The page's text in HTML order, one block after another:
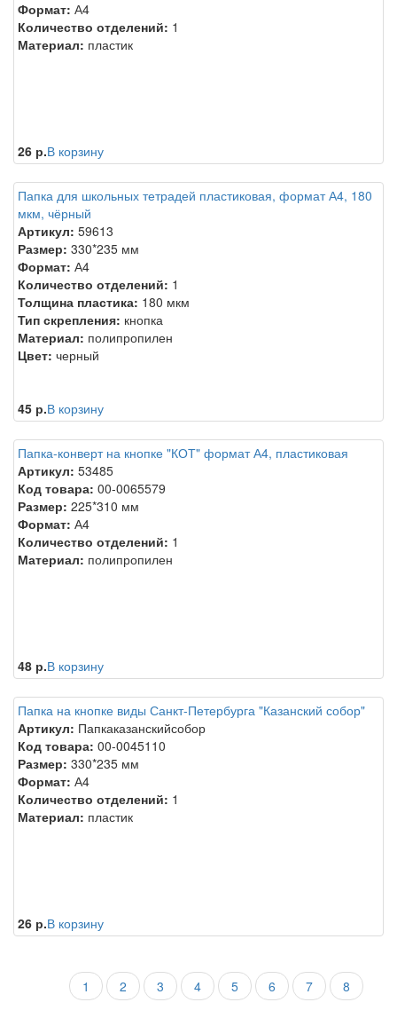
Формат: А4
Количество отделений: 1
Материал: пластик
26 р.В корзину
Папка для школьных тетрадей пластиковая, формат А4, 180
мкм, чёрный
Артикул: 59613
Размер: 330*235 мм
Формат: А4
Количество отделений: 1
Толщина пластика: 180 мкм
Тип скрепления: кнопка
Материал: полипропилен
Цвет: черный
45 р.В корзину
Папка-конверт на кнопке "КОТ" формат А4, пластиковая
Артикул: 53485
Код товара: 00-0065579
Размер: 225*310 мм
Формат: А4
Количество отделений: 1
Материал: полипропилен
48 р.В корзину
Папка на кнопке виды Санкт-Петербурга "Казанский собор"
Артикул: Папкаказанскийсобор
Код товара: 00-0045110
Размер: 330*235 мм
Формат: А4
Количество отделений: 1
Материал: пластик
26 р.В корзину
1 2 3 4 5 6 7 8